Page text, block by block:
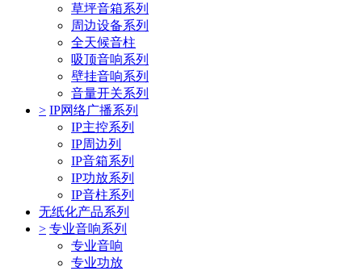
草坪音箱系列
周边设备系列
全天候音柱
吸顶音响系列
壁挂音响系列
音量开关系列
> IP网络广播系列
IP主控系列
IP周边列
IP音箱系列
IP功放系列
IP音柱系列
无纸化产品系列
> 专业音响系列
专业音响
专业功放